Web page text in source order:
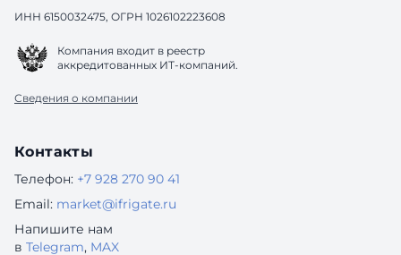
ИНН 6150032475, ОГРН 1026102223608
Компания входит в реестр
аккредитованных ИТ-компаний.
Сведения о компании
Контакты
Телефон: +7 928 270 90 41
Email: market@ifrigate.ru
Напишите нам
в Telegram, MAX